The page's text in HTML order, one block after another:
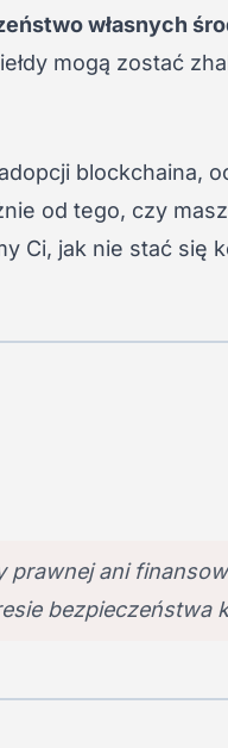
własnych
mogą zostać
blockchaina,
od tego, czy
Ci, jak nie stać się
prawnej ani
bezpieczeństwa